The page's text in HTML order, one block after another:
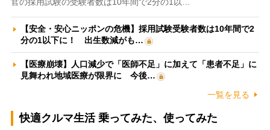
官の採用試験の受験者数は10年間で2分の1以…
【安全・安心ニッポンの危機】採用試験受験者数は10年間で2
分の1以下に！ 出生数減がも…
【医療崩壊】人口減少で「医師不足」に加えて「患者不足」に
見舞われ地域医療が限界に 今後…
一覧を見る
快適クルマ生活 乗ってみた、使ってみた